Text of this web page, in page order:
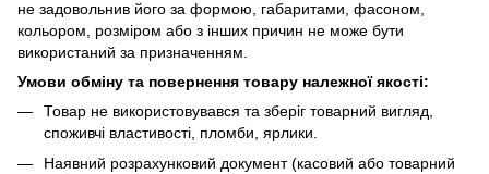
не задовольнив його за формою, габаритами, фасоном,
кольором, розміром або з інших причин не може бути
використаний за призначенням.
Умови обміну та повернення товару належної якості:
Товар не використовувався та зберіг товарний вигляд,
споживчі властивості, пломби, ярлики.
Наявний розрахунковий документ (касовий або товарний